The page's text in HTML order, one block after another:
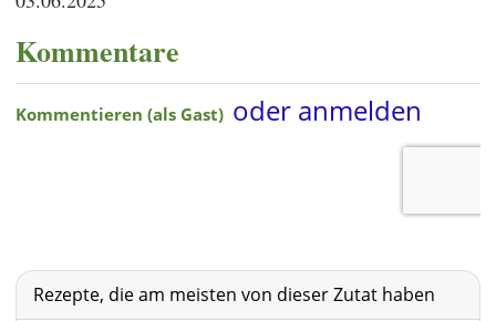
Kommentare
Rezepte, die am meisten von dieser Zutat haben